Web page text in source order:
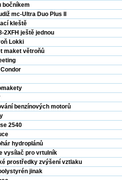
bočníkem
mc-Ultra Duo Plus II
kleště
2XFH ještě jednou
Lokki
maket větroňů
benzínových motorů
2540
hydroplánů
vysílač pro vrtulník
prostředky zvýšení vztlaku
jinak